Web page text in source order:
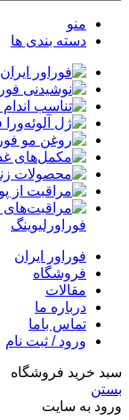
منو
دسته بندی ها
فوراورلیوینگ
فوراور ایران
فروشگاه
مقالات
درباره ما
تماس باما
ورود / ثبت نام
سبد خرید فروشگاه
بستن
ورود به سایت